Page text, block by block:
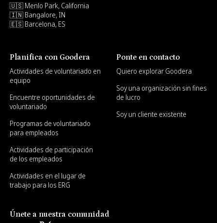
🇺🇸 Menlo Park, California
🇮🇳 Bangalore, IN
🇪🇸 Barcelona, ES
Planifica con Goodera
Actividades de voluntariado en
equipo
Encuentre oportunidades de
voluntariado
Programas de voluntariado
para empleados
Actividades de participación
de los empleados
Actividades en el lugar de
trabajo para los ERG
Ponte en contacto
Quiero explorar Goodera
Soy una organización sin fines
de lucro
Soy un cliente existente
Únete a nuestra comunidad